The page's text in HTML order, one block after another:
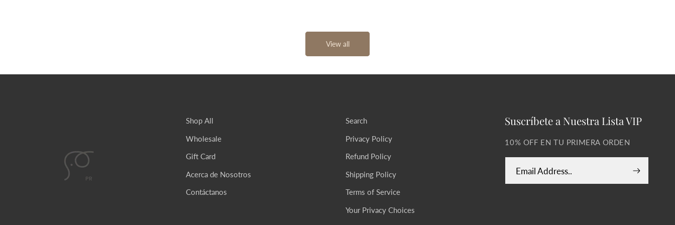
View all
Shop All
Wholesale
Gift Card
Acerca de Nosotros
Contáctanos
Search
Privacy Policy
Refund Policy
Shipping Policy
Terms of Service
Your Privacy Choices
Suscríbete a Nuestra Lista VIP
10% OFF EN TU PRIMERA ORDEN
Email Address..